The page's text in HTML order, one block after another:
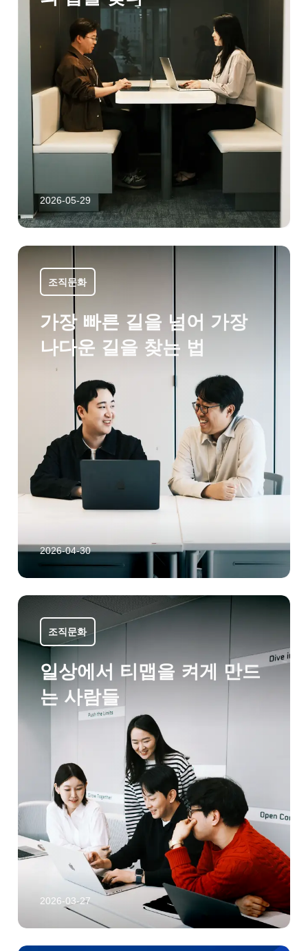
2026-05-29
조직문화
가장 빠른 길을 넘어 가장
나다운 길을 찾는 법
2026-04-30
조직문화
일상에서 티맵을 켜게 만드
는 사람들
2026-03-27